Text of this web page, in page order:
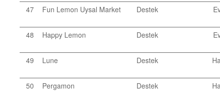
47 Fun Lemon Uysal Market Destek
48 Happy Lemon Destek
49 Lune Destek
50 Pergamon Destek